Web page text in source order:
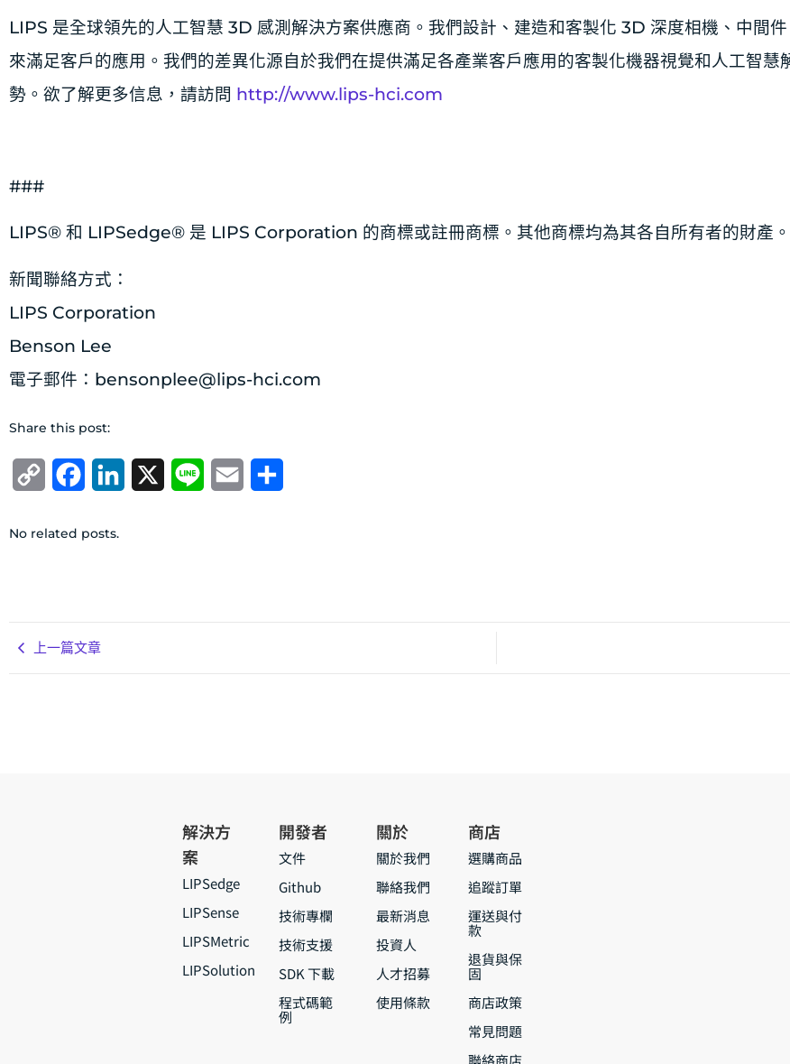
LIPS 是全球領先的人工智慧 3D 感測解決方案供應商。我們設計、建造和客製化 3D 深度相機、中間
來滿足客戶的應用。我們的差異化源自於我們在提供滿足各產業客戶應用的客製化機器視覺和人工智慧
勢。欲了解更多信息，請訪問 http://www.lips-hci.com
###
LIPS® 和 LIPSedge® 是 LIPS Corporation 的商標或註冊商標。其他商標均為其各自所有者的財產。
新聞聯絡方式：
LIPS Corporation
Benson Lee
電子郵件： bensonplee@lips-hci.com
Share this post:
Copy
FacebookLinkedIn Line Email
No related posts.
上一篇文章
解決方
案
LIPSedge
LIPSense
LIPSMetric
LIPSolution
開發者
文件
Github
技術專欄
技術支援
SDK 下載
程式碼範
例
關於
關於我們
聯絡我們
最新消息
投資人
人才招募
使用條款
商店
選購商品
追蹤訂單
運送與付
款
退貨與保
固
商店政策
常見問題
聯絡商店